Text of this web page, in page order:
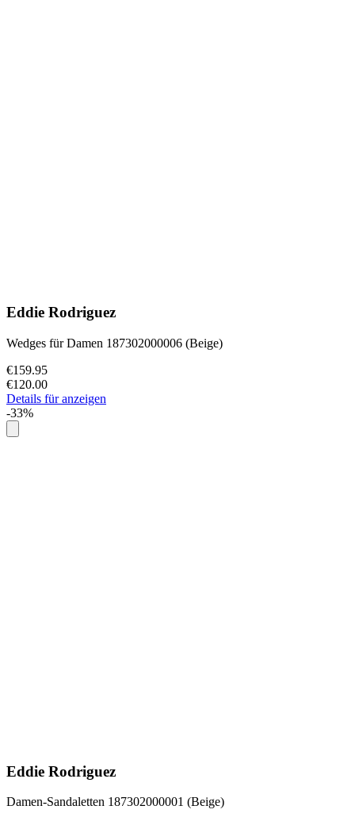
Eddie Rodriguez
Wedges für Damen 187302000006 (Beige)
€159.95
€120.00
Details für anzeigen
-33%
Eddie Rodriguez
Damen-Sandaletten 187302000001 (Beige)